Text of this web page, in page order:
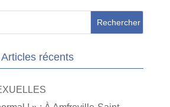
Articles récents